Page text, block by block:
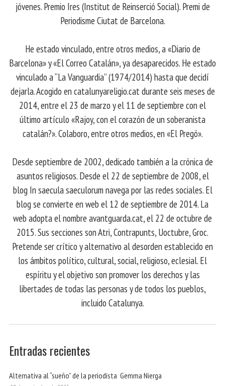
jóvenes. Premio Ires (Institut de Reinserció Social). Premi de
Periodisme Ciutat de Barcelona.
He estado vinculado, entre otros medios, a «Diario de
Barcelona» y «El Correo Catalán», ya desaparecidos. He estado
vinculado a “La Vanguardia” (1974/2014) hasta que decidí
dejarla. Acogido en catalunyareligio.cat durante seis meses de
2014, entre el 23 de marzo y el 11 de septiembre con el
último artículo «Rajoy, con el corazón de un soberanista
catalán?». Colaboro, entre otros medios, en «El Pregó».
Desde septiembre de 2002, dedicado también a la crónica de
asuntos religiosos. Desde el 22 de septiembre de 2008, el
blog In saecula saeculorum navega por las redes sociales. El
blog se convierte en web el 12 de septiembre de 2014. La
web adopta el nombre avantguarda.cat, el 22 de octubre de
2015. Sus secciones son Atri, Contrapunts, Uoctubre, Groc.
Pretende ser crítico y alternativo al desorden establecido en
los ámbitos político, cultural, social, religioso, eclesial. El
espíritu y el objetivo son promover los derechos y las
libertades de todas las personas y de todos los pueblos,
incluido Catalunya.
Entradas recientes
Alternativa al “sueño” de la periodista Gemma Nierga